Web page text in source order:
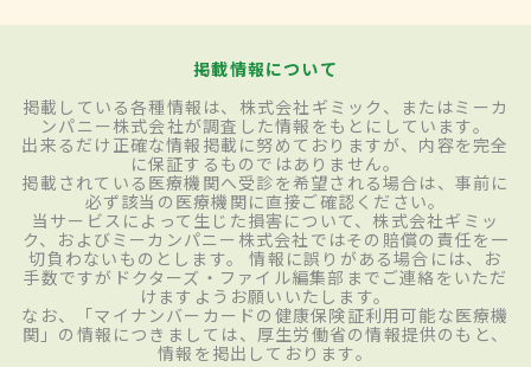
掲載情報について
掲載している各種情報は、株式会社ギミック、またはミーカ
ンパニー株式会社が調査した情報をもとにしています。
出来るだけ正確な情報掲載に努めておりますが、内容を完全
に保証するものではありません。
掲載されている医療機関へ受診を希望される場合は、事前に
必ず該当の医療機関に直接ご確認ください。
当サービスによって生じた損害について、株式会社ギミッ
ク、およびミーカンパニー株式会社ではその賠償の責任を一
切負わないものとします。 情報に誤りがある場合には、お
手数ですがドクターズ・ファイル編集部までご連絡をいただ
けますようお願いいたします。
なお、「マイナンバーカードの健康保険証利用可能な医療機
関」の情報につきましては、厚生労働省の情報提供のもと、
情報を掲出しております。